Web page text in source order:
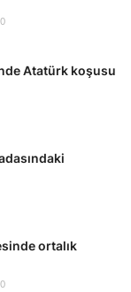
0
Atatürk koşusu
ortalık
0